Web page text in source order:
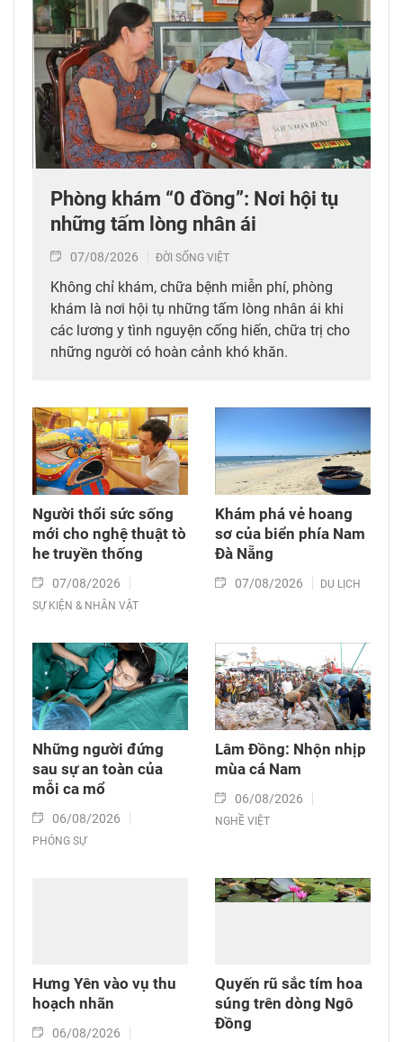
Phòng khám “0 đồng”: Nơi hội tụ
những tấm lòng nhân ái
07/08/2026 ĐỜI SỐNG VIỆT
Không chỉ khám, chữa bệnh miễn phí, phòng
khám là nơi hội tụ những tấm lòng nhân ái khi
các lương y tình nguyện cống hiến, chữa trị cho
những người có hoàn cảnh khó khăn.
Người thổi sức sống
mới cho nghệ thuật tò
he truyền thống
07/08/2026
SỰ KIỆN & NHÂN VẬT
Khám phá vẻ hoang
sơ của biển phía Nam
Đà Nẵng
07/08/2026 DU LỊCH
Những người đứng
sau sự an toàn của
mỗi ca mổ
06/08/2026
PHÓNG SỰ
Lâm Đồng: Nhộn nhịp
mùa cá Nam
06/08/2026
NGHỀ VIỆT
Hưng Yên vào vụ thu
hoạch nhãn
06/08/2026
Quyến rũ sắc tím hoa
súng trên dòng Ngô
Đồng